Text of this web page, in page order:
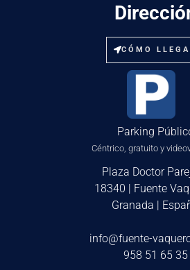
CÓMO
Parking
Céntrico, gratuito y
Plaza Doctor
18340 | Fuente
Granada |
info@fuente-
958 51 65 35